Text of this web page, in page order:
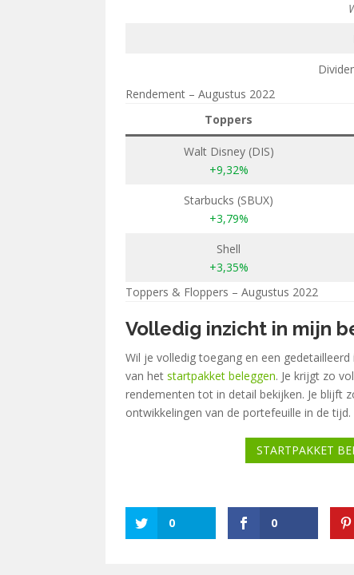
Rendement – Augustus 2022
Toppers
Walt Disney (DIS)
+9,32%
Starbucks (SBUX)
+3,79%
Shell
+3,35%
Toppers & Floppers – Augustus 2022
Volledig inzicht in mijn
Wil je volledig toegang en een
van het startpakket beleggen. Je krijgt zo
rendementen tot in detail bekijken. Je blijft
ontwikkelingen van de portefeuille in de
STARTPAKKET
0 0